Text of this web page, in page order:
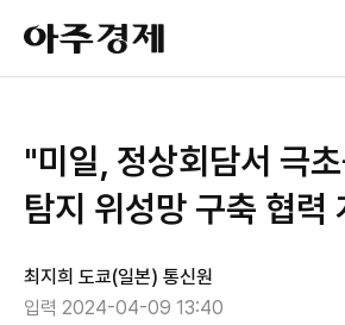
아
주
경
"미일, 정상회담서 극
탐지 위성망 구축 협력
최지희 도쿄(일본) 통신원
입력 2024-04-09 13:40